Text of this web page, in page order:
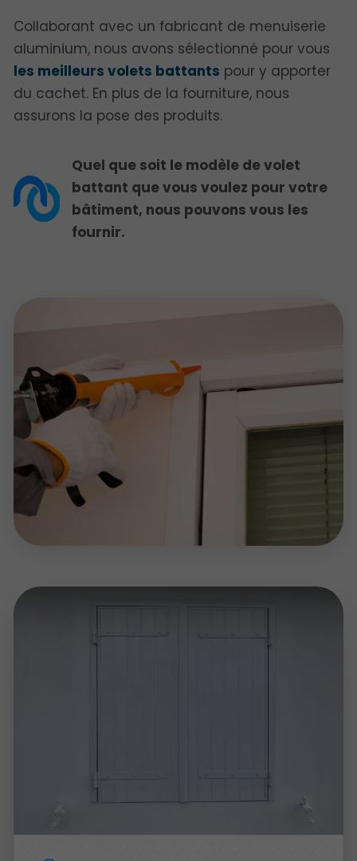
Collaborant avec un fabricant de menuiserie
aluminium, nous avons sélectionné pour vous
les meilleurs volets battants pour y apporter
du cachet. En plus de la fourniture, nous
assurons la pose des produits.
Quel que soit le modèle de volet
battant que vous voulez pour votre
bâtiment, nous pouvons vous les
fournir.